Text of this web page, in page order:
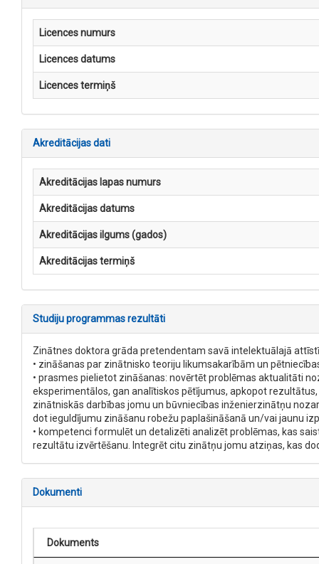
Licences numurs
Licences datums
Licences termiņš
Akreditācijas dati
Akreditācijas lapas numurs
Akreditācijas datums
Akreditācijas ilgums (gados)
Akreditācijas termiņš
Studiju programmas rezultāti
Zinātnes doktora grāda pretendentam savā intelektuālajā
• zināšanas par zinātnisko teoriju likumsakarībām un
• prasmes pielietot zināšanas: novērtēt problēmas aktualitāti
eksperimentālos, gan analītiskos pētījumus, apkopot
zinātniskās darbības jomu un būvniecības inženierzinātņu
dot ieguldījumu zināšanu robežu paplašināšanā un/vai jaunu
• kompetenci formulēt un detalizēti analizēt problēmas, kas
rezultātu izvērtēšanu. Integrēt citu zinātņu jomu atziņas, kas
Dokumenti
Dokuments